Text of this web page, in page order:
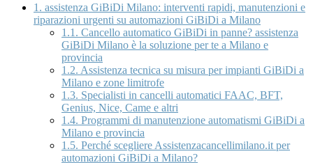
1. assistenza GiBiDi Milano: interventi rapidi, manutenzioni e
riparazioni urgenti su automazioni GiBiDi a Milano
1.1. Cancello automatico GiBiDi in panne? assistenza
GiBiDi Milano è la soluzione per te a Milano e
provincia
1.2. Assistenza tecnica su misura per impianti GiBiDi a
Milano e zone limitrofe
1.3. Specialisti in cancelli automatici FAAC, BFT,
Genius, Nice, Came e altri
1.4. Programmi di manutenzione automatismi GiBiDi a
Milano e provincia
1.5. Perché scegliere Assistenzacancellimilano.it per
automazioni GiBiDi a Milano?